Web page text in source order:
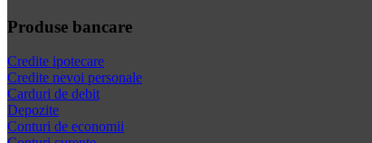
Produse bancare
Credite ipotecare
Credite nevoi personale
Carduri de debit
Depozite
Conturi de economii